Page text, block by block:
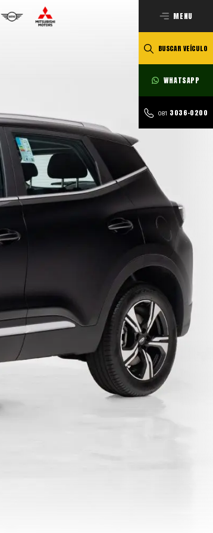
MENU
BUSCAR VEÍCULO
WHATSAPP
081 3036-0200